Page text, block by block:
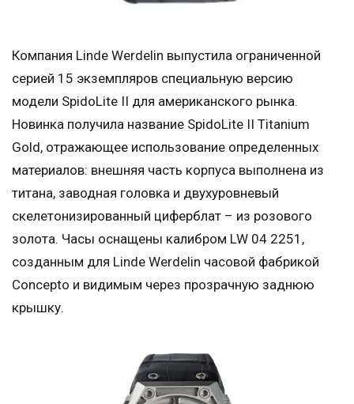
Компания Linde Werdelin выпустила ограниченной
серией 15 экземпляров специальную версию
модели SpidoLite II для американского рынка.
Новинка получила название SpidoLite II Titanium
Gold, отражающее использование определенных
материалов: внешняя часть корпуса выполнена из
титана, заводная головка и двухуровневый
скелетонизированный циферблат – из розового
золота. Часы оснащены калибром LW 04 2251,
созданным для Linde Werdelin часовой фабрикой
Concepto и видимым через прозрачную заднюю
крышку.